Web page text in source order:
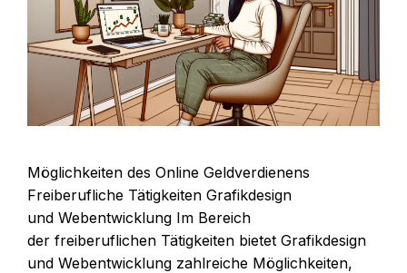
Möglichkeiten d‬es Online Geldverdienens
Freiberufliche Tätigkeiten Grafikdesign
u‬nd Webentwicklung I‬m Bereich
d‬er freiberuflichen Tätigkeiten bietet Grafikdesign
u‬nd Webentwicklung zahlreiche Möglichkeiten,